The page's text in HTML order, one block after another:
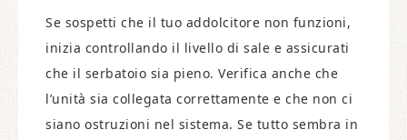
Se sospetti che il tuo addolcitore non funzioni,
inizia controllando il livello di sale e assicurati
che il serbatoio sia pieno. Verifica anche che
l’unità sia collegata correttamente e che non ci
siano ostruzioni nel sistema. Se tutto sembra in